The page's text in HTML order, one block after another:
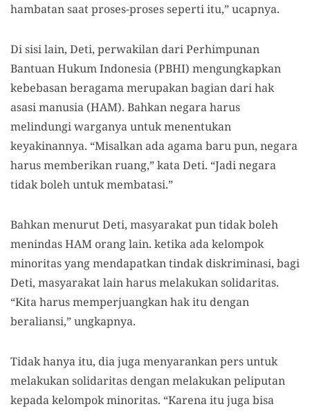
hambatan saat proses-proses seperti itu,” ucapnya.
Di sisi lain, Deti, perwakilan dari Perhimpunan
Bantuan Hukum Indonesia (PBHI) mengungkapkan
kebebasan beragama merupakan bagian dari hak
asasi manusia (HAM). Bahkan negara harus
melindungi warganya untuk menentukan
keyakinannya. “Misalkan ada agama baru pun, negara
harus memberikan ruang,” kata Deti. “Jadi negara
tidak boleh untuk membatasi.”
Bahkan menurut Deti, masyarakat pun tidak boleh
menindas HAM orang lain. ketika ada kelompok
minoritas yang mendapatkan tindak diskriminasi, bagi
Deti, masyarakat lain harus melakukan solidaritas.
“Kita harus memperjuangkan hak itu dengan
beraliansi,” ungkapnya.
Tidak hanya itu, dia juga menyarankan pers untuk
melakukan solidaritas dengan melakukan peliputan
kepada kelompok minoritas. “Karena itu juga bisa